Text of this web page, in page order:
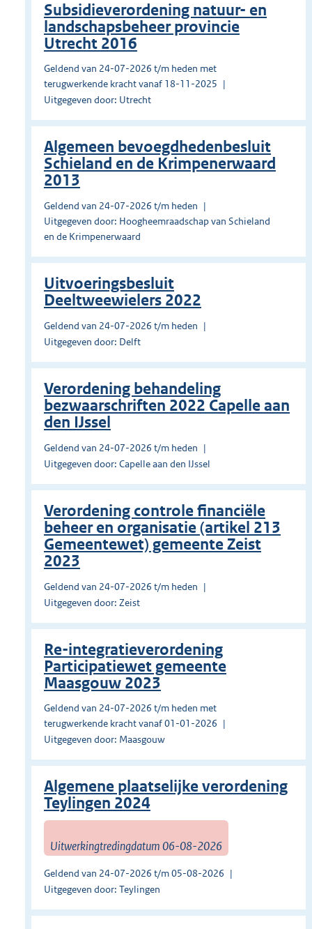
Subsidieverordening natuur- en
landschapsbeheer provincie
Utrecht 2016
Geldend van 24-07-2026 t/m heden met
terugwerkende kracht vanaf 18-11-2025
Uitgegeven door: Utrecht
Algemeen bevoegdhedenbesluit
Schieland en de Krimpenerwaard
2013
Geldend van 24-07-2026 t/m heden
Uitgegeven door: Hoogheemraadschap van Schieland
en de Krimpenerwaard
Uitvoeringsbesluit
Deeltweewielers 2022
Geldend van 24-07-2026 t/m heden
Uitgegeven door: Delft
Verordening behandeling
bezwaarschriften 2022 Capelle aan
den IJssel
Geldend van 24-07-2026 t/m heden
Uitgegeven door: Capelle aan den IJssel
Verordening controle financiële
beheer en organisatie (artikel 213
Gemeentewet) gemeente Zeist
2023
Geldend van 24-07-2026 t/m heden
Uitgegeven door: Zeist
Re-integratieverordening
Participatiewet gemeente
Maasgouw 2023
Geldend van 24-07-2026 t/m heden met
terugwerkende kracht vanaf 01-01-2026
Uitgegeven door: Maasgouw
Algemene plaatselijke verordening
Teylingen 2024
Uitwerkingtredingdatum 06-08-2026
Geldend van 24-07-2026 t/m 05-08-2026
Uitgegeven door: Teylingen